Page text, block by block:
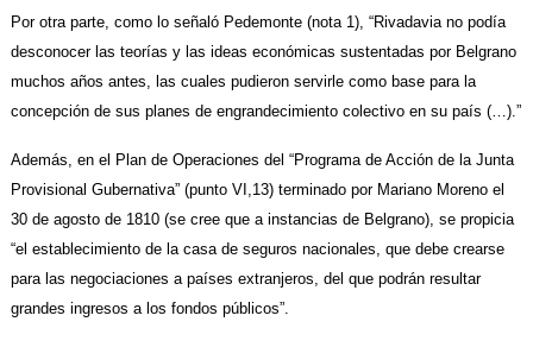
Por otra parte, como lo señaló Pedemonte (nota 1), “Rivadavia no podía
desconocer las teorías y las ideas económicas sustentadas por Belgrano
muchos años antes, las cuales pudieron servirle como base para la
concepción de sus planes de engrandecimiento colectivo en su país (…).”
Además, en el Plan de Operaciones del “Programa de Acción de la Junta
ProvisionalGubernativa” (punto VI,13) terminado por Mariano Moreno el
30 de agosto de 1810 (se cree que a instancias de Belgrano), se propicia
“el establecimiento de la casa de seguros nacionales, que debe crearse
para las negociaciones a países extranjeros, del que podrán resultar
grandes ingresos a los fondos públicos”.